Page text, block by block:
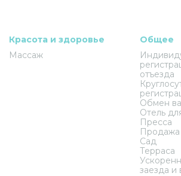
Красота и здоровье
Массаж
Общее
отъезда
Обмен
Отель
Пресса
Продажа
Сад
Терраса
заезда и